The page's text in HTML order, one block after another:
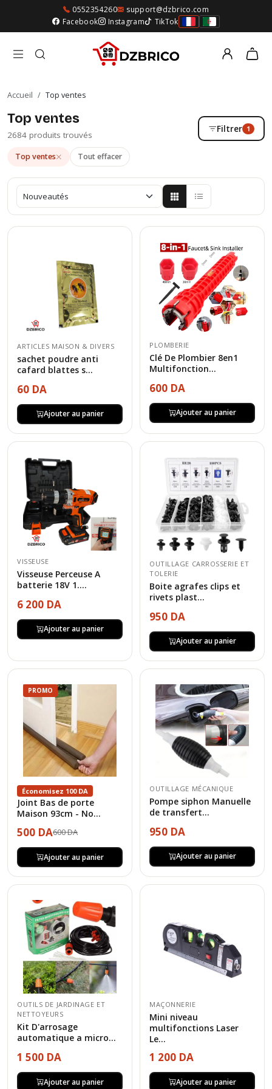
0552354260
support@dzbrico.com
Facebook
Instagram TikTok
Accueil / Top ventes
Top ventes
2684 produits trouvés
Filtrer 1
Top ventes Tout effacer
ARTICLES MAISON & DIVERS
sachet poudre anti
cafard blattes s...
60 DA
Ajouter au panier
PLOMBERIE
Clé De Plombier 8en1
Multifonction...
600 DA
Ajouter au panier
VISSEUSE
Visseuse Perceuse A
batterie 18V 1....
6 200 DA
Ajouter au panier
OUTILLAGE CARROSSERIE ET
TOLERIE
Boite agrafes clips et
rivets plast...
950 DA
Ajouter au panier
PROMO
Économisez 100 DA
Joint Bas de porte
Maison 93cm - No...
500 DA600 DA
Ajouter au panier
OUTILLAGE MÉCANIQUE
Pompe siphon Manuelle
de transfert...
950 DA
Ajouter au panier
OUTILS DE JARDINAGE ET
NETTOYEURS
Kit D'arrosage
automatique a micro...
1 500 DA
Ajouter au panier
MAÇONNERIE
Mini niveau
multifonctions Laser
Le...
1 200 DA
Ajouter au panier